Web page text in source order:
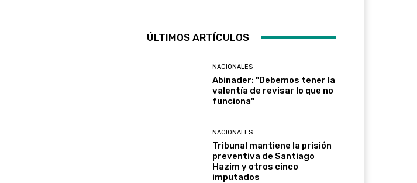
ÚLTIMOS ARTÍCULOS
NACIONALES
Abinader: "Debemos tener la
valentía de revisar lo que no
funciona"
NACIONALES
Tribunal mantiene la prisión
preventiva de Santiago
Hazim y otros cinco
imputados